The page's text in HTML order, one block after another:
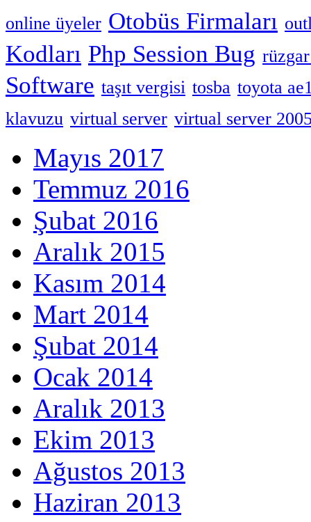
online üyeler Otobüs Firmaları
Kodları Php Session Bug
Software taşıt vergisi tosba toyota
klavuzu virtual server virtual server
Mayıs 2017
Temmuz 2016
Şubat 2016
Aralık 2015
Kasım 2014
Mart 2014
Şubat 2014
Ocak 2014
Aralık 2013
Ekim 2013
Ağustos 2013
Haziran 2013